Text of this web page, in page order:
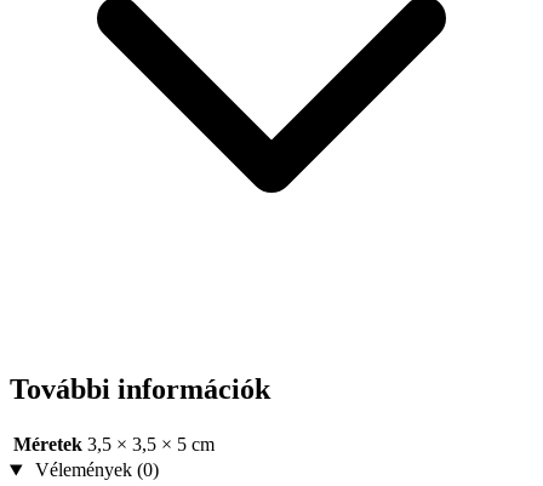
További információk
Méretek 3,5 × 3,5 × 5 cm
Vélemények (0)